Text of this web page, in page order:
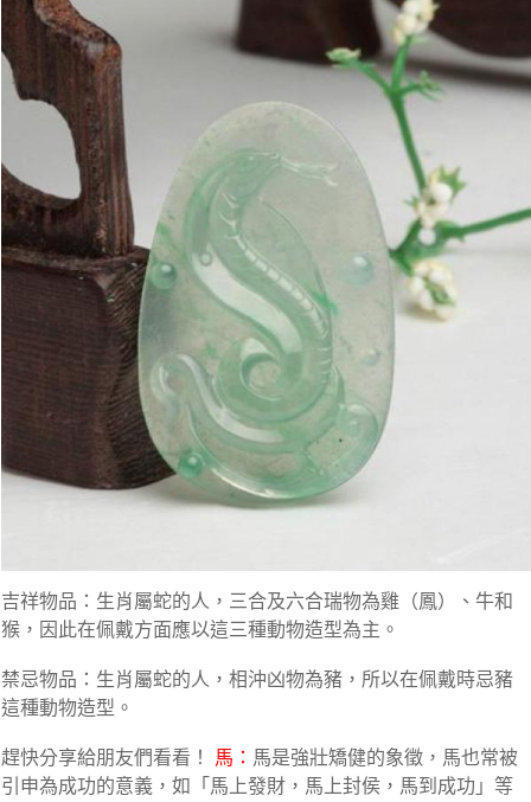
吉祥物品：生肖屬蛇的人，三合及六合瑞物為雞（鳳）、牛和
猴，因此在佩戴方面應以這三種動物造型為主。
禁忌物品：生肖屬蛇的人，相沖凶物為豬，所以在佩戴時忌豬
這種動物造型。
趕快分享給朋友們看看！ 馬： 馬是強壯矯健的象徵，馬也常被
引申為成功的意義，如「馬上發財，馬上封侯，馬到成功」等